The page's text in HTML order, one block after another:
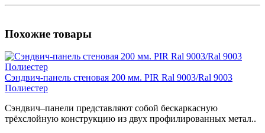
Похожие товары
Сэндвич-панель стеновая 200 мм. PIR Ral 9003/Ral 9003
Полиестер
Сэндвич–панели представляют собой бескаркасную
трёхслойную конструкцию из двух профилированных метал..